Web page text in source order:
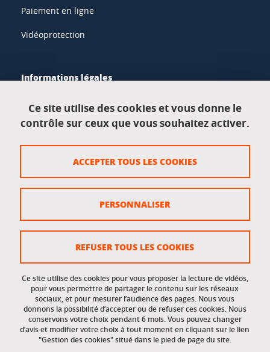
Paiement en ligne
Vidéoprotection
Informations légales
Données personnelles
Crédits
Gestion des cookies
Accessibilité : non conforme
Accès réservés
Intranet des étudiants et des personnels
Ce site utilise des cookies et vous donne le
contrôle sur ceux que vous souhaitez activer.
Ce site utilise des cookies pour vous proposer la lecture de vidéos,
pour vous permettre de partager le contenu sur les réseaux
sociaux, et pour mesurer l’audience des pages. Nous vous
donnons la possibilité d’accepter ou de refuser ces cookies. Nous
conservons votre choix pendant 6 mois. Vous pouvez changer
d’avis et modifier votre choix à tout moment en cliquant sur le lien
"Gestion des cookies" situé dans le pied de page du site.
ACCEPTER TOUS LES COOKIES
REFUSER TOUS LES COOKIES
PERSONNALISER